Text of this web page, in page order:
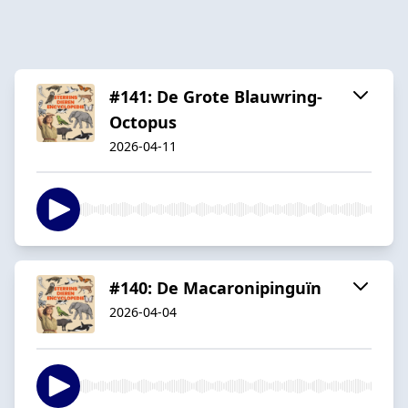
#141: De Grote Blauwring-
Octopus
2026-04-11
#140: De Macaronipinguïn
2026-04-04